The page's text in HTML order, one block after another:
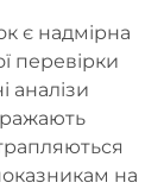
є надмірна
перевірки
аналізи
на